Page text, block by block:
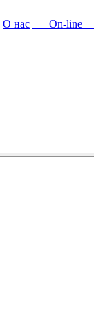
О нас
On-line